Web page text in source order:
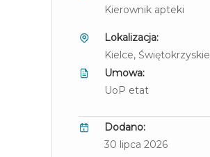
Kierownik apteki
Lokalizacja:
Kielce, Świętokrzyskie
Umowa:
UoP etat
Dodano:
30 lipca 2026